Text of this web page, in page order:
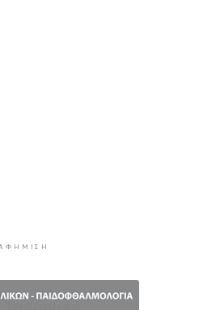
αυτό το